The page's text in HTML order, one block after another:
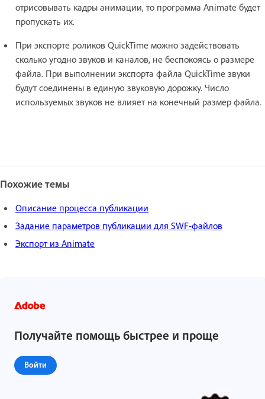
отрисовывать кадры анимации, то программа Animate будет
пропускать их.
При экспорте роликов QuickTime можно задействовать
сколько угодно звуков и каналов, не беспокоясь о размере
файла. При выполнении экспорта файла QuickTime звуки
будут соединены в единую звуковую дорожку. Число
используемых звуков не влияет на конечный размер файла.
Похожие темы
Описание процесса публикации
Задание параметров публикации для SWF-файлов
Экспорт из Animate
Получайте помощь быстрее и проще
Войти